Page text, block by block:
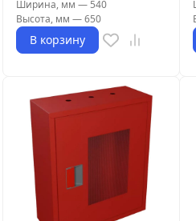
Ширина, мм — 540
Высота, мм —650
В корзину